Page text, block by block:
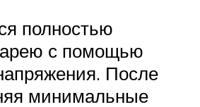
полностью
с помощью
После
минимальные